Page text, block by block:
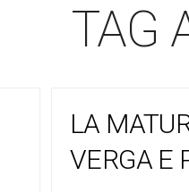
TAG
LA
VERGA E